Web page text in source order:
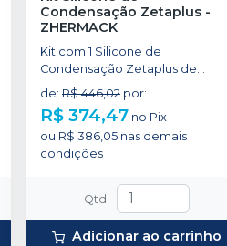
Condensação Zetaplus -
ZHERMACK
Kit com 1 Silicone de
Condensação Zetaplus de
900ml + 1 Silicone de
Condensação Oranwash L Fluido
de 140ml + 1 Silicone de
Condensação com Catalisador
Indurent Gel de 60 ml + 1 Bloco
de: R$ 446,02 por:
R$ 374,47 no Pix
ou R$ 386,05 nas demais
condições
Qtd:
Adicionar ao carrinho